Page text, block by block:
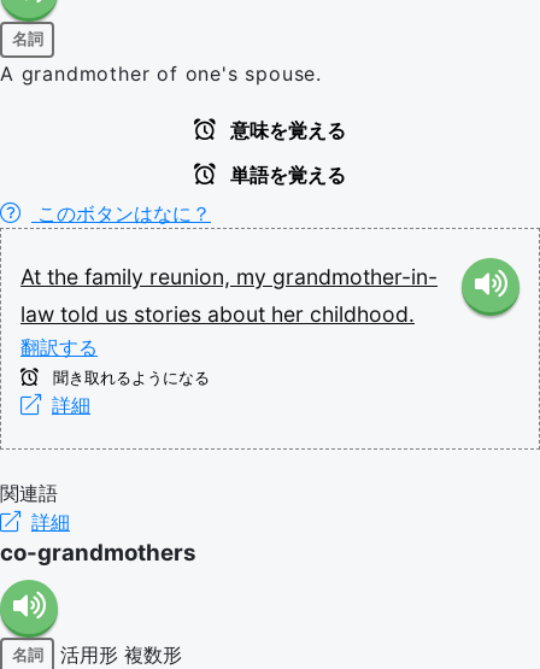
名詞
A grandmother of one's spouse.
意味を覚える
単語を覚える
このボタンはなに？
At the family reunion, my grandmother-in-
law told us stories about her childhood.
翻訳する
聞き取れるようになる
詳細
関連語
詳細
co-grandmothers
名詞 活用形 複数形